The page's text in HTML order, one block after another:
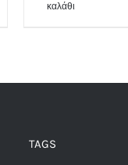
καλάθι
TAGS